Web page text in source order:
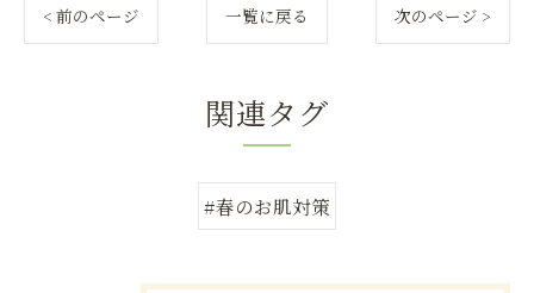
< 前のページ 一覧に戻る 次のページ >
関連タグ
#春のお肌対策